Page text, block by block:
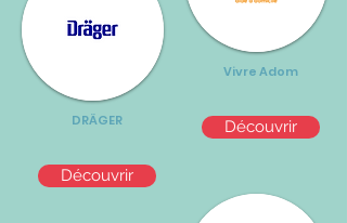
DRÄGER
Découvrir
Vivre Adom
Découvrir